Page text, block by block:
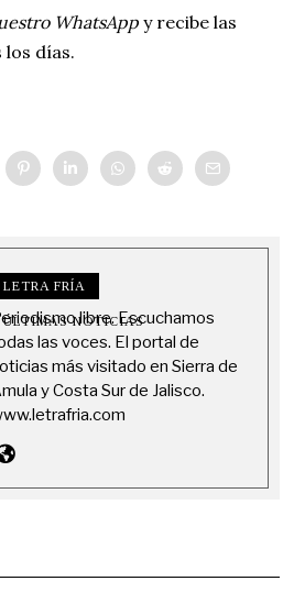
WhatsApp y recibe las
días.
LETRA FRÍA
ÚLTIMAS NOTICIASlibre. Escuchamos
las voces. El portal de
más visitado en Sierra de
y Costa Sur de Jalisco.